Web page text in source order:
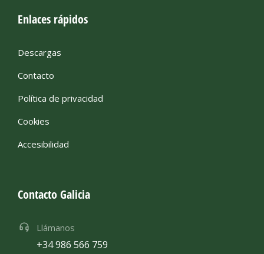
Enlaces rápidos
Descargas
Contacto
Política de privacidad
Cookies
Accesibilidad
Contacto Galicia
Llámanos
+34 986 566 759